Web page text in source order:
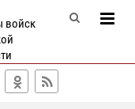
войск